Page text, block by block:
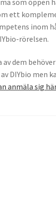
ett
inom
rörelsen.
dem
DIYbio men
anmäla sig